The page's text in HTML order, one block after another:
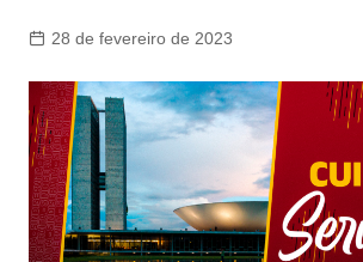
28 de fevereiro de 2023